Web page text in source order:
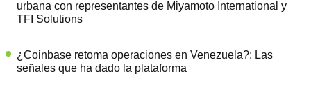
urbana con representantes de Miyamoto International y
TFI Solutions
¿Coinbase retoma operaciones en Venezuela?: Las
señales que ha dado la plataforma